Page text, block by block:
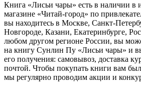
Книга «Лисьи чары» есть в наличии в
магазине «Читай-город» по
вы находитесь в Москве, Санкт-
Новгороде, Казани, Екатеринбурге,
любом другом регионе России, вы
на книгу Сунлин Пу «Лисьи чары» и
его получения: самовывоз, доставка
почтой. Чтобы покупать книги вам
мы регулярно проводим акции и